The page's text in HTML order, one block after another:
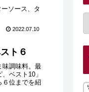
ソース、タ
2022.07.10
ト６
味調味料。最
ベスト10」
６位までを紹